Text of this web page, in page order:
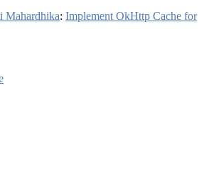
Mahardhika: Implement OkHttp Cache for